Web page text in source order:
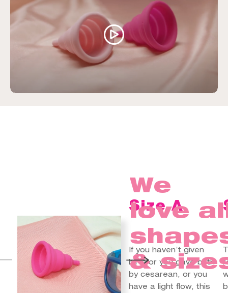
We
love
&
Size A
If you haven’t given
birth or you gave birth
by cesarean, or you
have a light flow, this